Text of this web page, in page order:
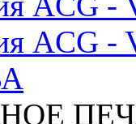
ACG -